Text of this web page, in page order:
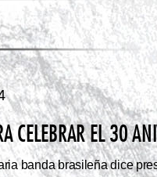
CELEBRAR EL 30
banda brasileña dice